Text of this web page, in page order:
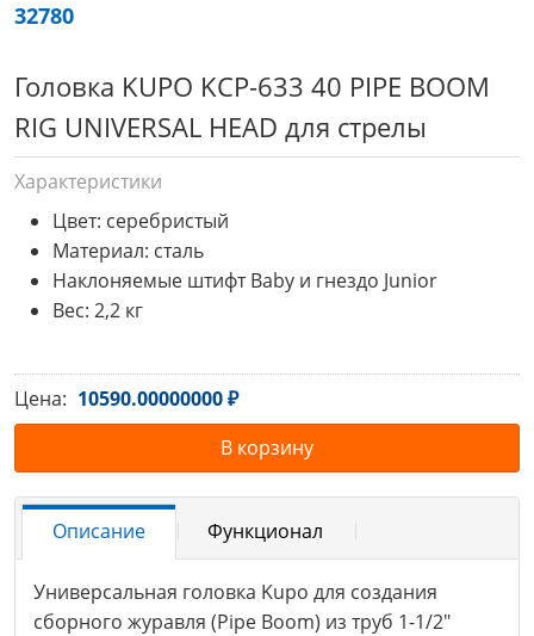
32780
Головка KUPO KCP-633 40 PIPE BOOM
RIG UNIVERSAL HEAD для стрелы
Характеристики
Цвет: серебристый
Материал: сталь
Наклоняемые штифт Baby и гнездо Junior
Вес: 2,2 кг
Цена: 10590.00000000 ₽
В корзину
Описание Функционал
Универсальная головка Kupo для создания
сборного журавля (Pipe Boom) из труб 1-1/2"